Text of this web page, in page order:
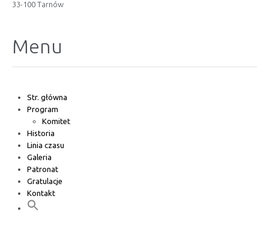
33-100 Tarnów
Menu
Str. główna
Program
Komitet
Historia
Linia czasu
Galeria
Patronat
Gratulacje
Kontakt